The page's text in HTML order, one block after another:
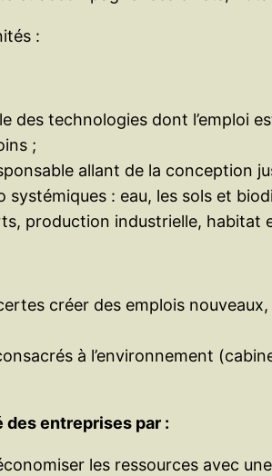
:
des technologies dont l’emploi
;
allant de la conception
: eau, les sols et
production industrielle, habitat
créer des emplois
à l’environnement
entreprises par :
les ressources avec